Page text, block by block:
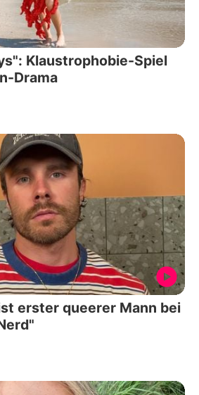
Klaustrophobie-Spiel
Drama
erster queerer Mann bei